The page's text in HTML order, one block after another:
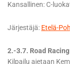
Kansallinen: C-
Järjestäjä: Etelä-
2.-3.7. Road
Kilpailu ajetaan